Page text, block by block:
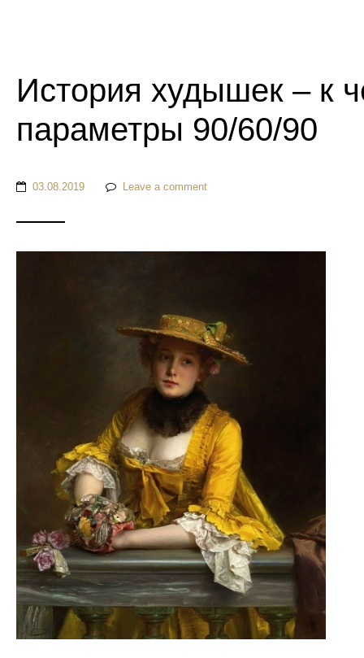
История худышек – к
параметры 90/60/90
03.08.2019 Leave a comment